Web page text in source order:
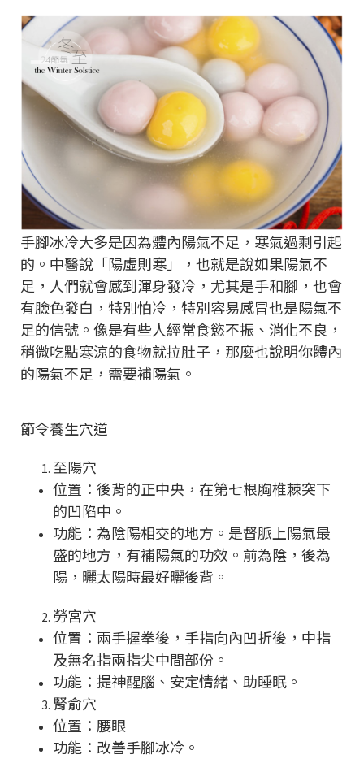
手腳冰冷大多是因為體內陽氣不足，寒氣過剩引起
的。中醫說「陽虛則寒」，也就是說如果陽氣不
足，人們就會感到渾身發冷，尤其是手和腳，也會
有臉色發白，特別怕冷，特別容易感冒也是陽氣不
足的信號。像是有些人經常食慾不振、消化不良，
稍微吃點寒涼的食物就拉肚子，那麼也說明你體內
的陽氣不足，需要補陽氣。
節令養生穴道
至陽穴
位置：後背的正中央，在第七根胸椎棘突下
的凹陷中。
功能：為陰陽相交的地方。是督脈上陽氣最
盛的地方，有補陽氣的功效。前為陰，後為
陽，曬太陽時最好曬後背。
勞宮穴
位置：兩手握拳後，手指向內凹折後，中指
及無名指兩指尖中間部份。
功能：提神醒腦、安定情緒、助睡眠。
腎俞穴
位置：腰眼
功能：改善手腳冰冷。